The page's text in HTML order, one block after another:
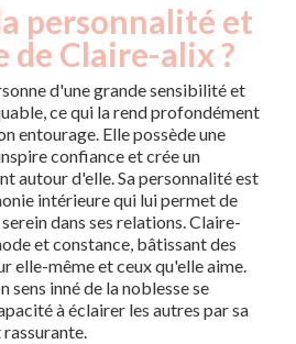
personnalité et
de Claire-alix ?
d'une grande sensibilité et
ce qui la rend profondément
entourage. Elle possède une
confiance et crée un
autour d'elle. Sa personnalité est
intérieure qui lui permet de
dans ses relations. Claire-
et constance, bâtissant des
elle-même et ceux qu'elle aime.
sens inné de la noblesse se
à éclairer les autres par sa